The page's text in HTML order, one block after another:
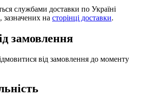
службами доставки по Україні
зазначених на сторінці доставки.
замовлення
від замовлення до моменту